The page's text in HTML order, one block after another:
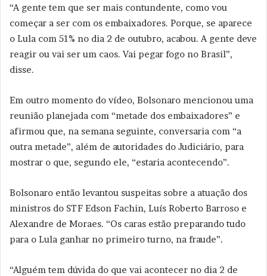
“A gente tem que ser mais contundente, como vou
começar a ser com os embaixadores. Porque, se aparece
o Lula com 51% no dia 2 de outubro, acabou. A gente deve
reagir ou vai ser um caos. Vai pegar fogo no Brasil”,
disse.
Em outro momento do vídeo, Bolsonaro mencionou uma
reunião planejada com “metade dos embaixadores” e
afirmou que, na semana seguinte, conversaria com “a
outra metade”, além de autoridades do Judiciário, para
mostrar o que, segundo ele, “estaria acontecendo”.
Bolsonaro então levantou suspeitas sobre a atuação dos
ministros do STF Edson Fachin, Luís Roberto Barroso e
Alexandre de Moraes. “Os caras estão preparando tudo
para o Lula ganhar no primeiro turno, na fraude”.
“Alguém tem dúvida do que vai acontecer no dia 2 de